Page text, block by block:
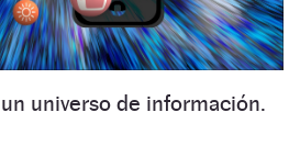
universo de información.